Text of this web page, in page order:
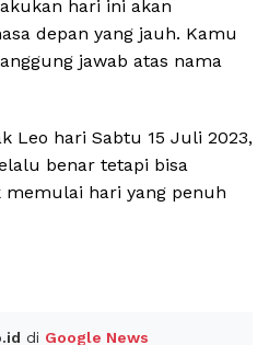
hari ini akan
depan yang jauh. Kamu
jawab atas nama
Leo hari Sabtu 15 Juli 2023,
benar tetapi bisa
hari yang penuh
di Google News